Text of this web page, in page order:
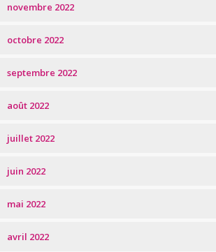
novembre 2022
octobre 2022
septembre 2022
août 2022
juillet 2022
juin 2022
mai 2022
avril 2022